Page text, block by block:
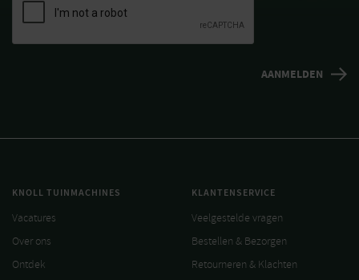
KNOLL TUINMACHINES
Vacatures
Over ons
Ontdek
KLANTENSERVICE
Veelgestelde vragen
Bestellen & Bezorgen
Retourneren & Klachten